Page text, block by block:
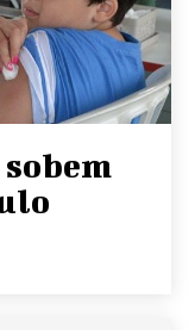
sobem